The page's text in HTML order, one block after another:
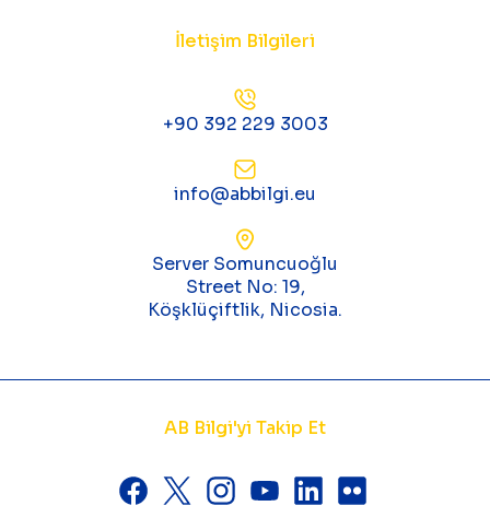
İletişim Bilgileri
+90 392 229 3003
info@abbilgi.eu
Server Somuncuoğlu
Street No: 19,
Köşklüçiftlik, Nicosia.
AB Bilgi'yi Takip Et